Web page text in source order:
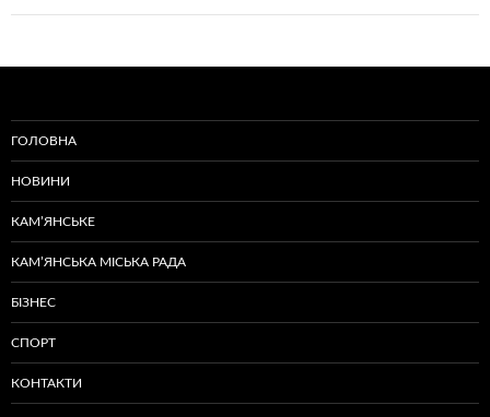
ГОЛОВНА
НОВИНИ
КАМ’ЯНСЬКЕ
КАМ’ЯНСЬКА МІСЬКА РАДА
БІЗНЕС
СПОРТ
КОНТАКТИ